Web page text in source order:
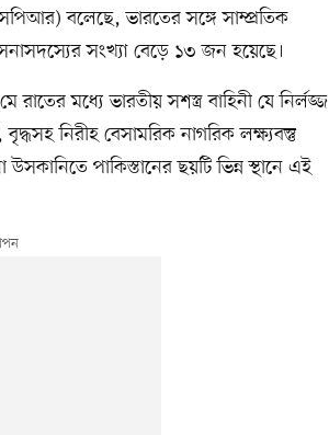
বলেছে, ভারতের সঙ্গে সাম্প্রতিক
সংখ্যা বেড়ে ১৩ জন হয়েছে।
মধ্যে ভারতীয় সশস্ত্র বাহিনী যে নির্লজ্জ
নিরীহ বেসামরিক নাগরিক লক্ষ্যবস্তু
পাকিস্তানের ছয়টি ভিন্ন স্থানে এই